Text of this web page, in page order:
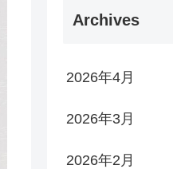
Archives
2026年4月
2026年3月
2026年2月